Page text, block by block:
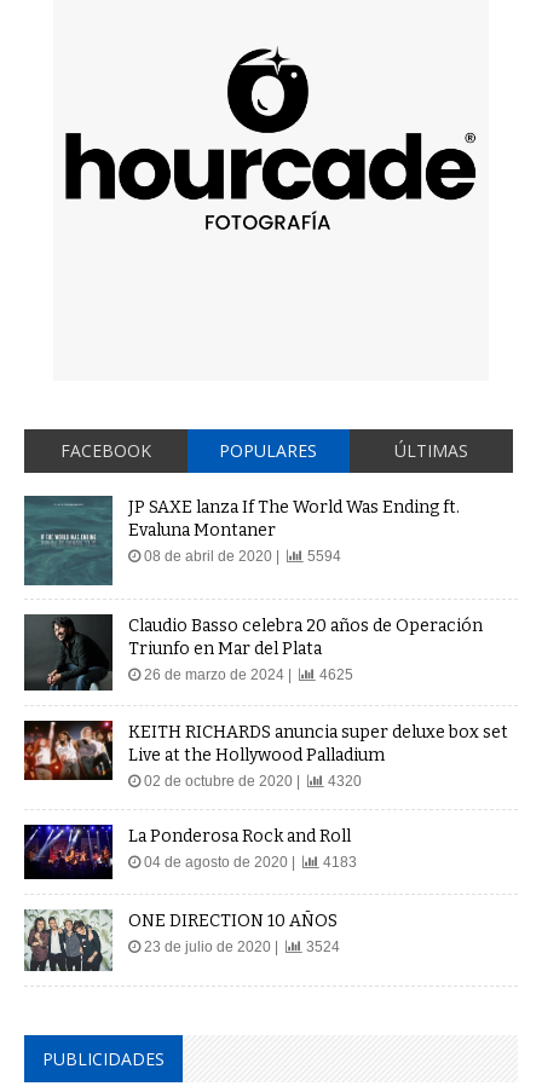
FACEBOOK POPULARES ÚLTIMAS
JP SAXE lanza If The World Was Ending ft.
Evaluna Montaner
08 de abril de 2020 | 5594
Claudio Basso celebra 20 años de Operación
Triunfo en Mar del Plata
26 de marzo de 2024 | 4625
KEITH RICHARDS anuncia super deluxe box set
Live at the Hollywood Palladium
02 de octubre de 2020 | 4320
La Ponderosa Rock and Roll
04 de agosto de 2020 | 4183
ONE DIRECTION 10 AÑOS
23 de julio de 2020 | 3524
PUBLICIDADES